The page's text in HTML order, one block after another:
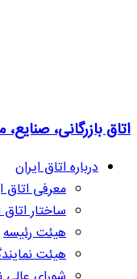
اتاق بازرگانی،
درباره اتاق ایران
معرفی اتاق
ساختار اتاق
هیئت رئیسه
هیئت